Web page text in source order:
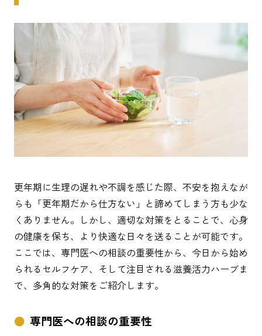
更年期に生理の遅れや不調を感じた際、不安を抱えなが
らも「更年期だから仕方ない」と諦めてしまう方も少な
くありません。しかし、適切な対策をとることで、心身
の健康を保ち、より快適な日々を送ることが可能です。
ここでは、専門医への相談の重要性から、今日から始め
られるセルフケア、そして注目される滋養活力ハーブま
で、多角的な対策をご紹介します。
専門医への相談の重要性